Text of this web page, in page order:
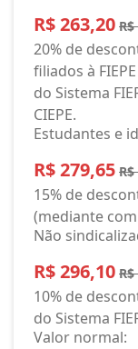
R$ 263,20
20% de
filiados à
do Sistema
CIEPE.
Estudantes e
R$ 279,65
15% de
(mediante
Não
R$ 296,10
10% de
do Sistema
Valor normal: